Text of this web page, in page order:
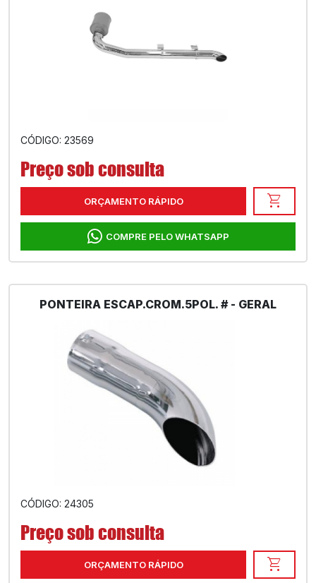
CÓDIGO: 23569
Preço sob consulta
ORÇAMENTO RÁPIDO shopping_cart
COMPRE PELO WHATSAPP
PONTEIRA ESCAP.CROM.5POL. # - GERAL
CÓDIGO: 24305
Preço sob consulta
ORÇAMENTO RÁPIDO shopping_cart